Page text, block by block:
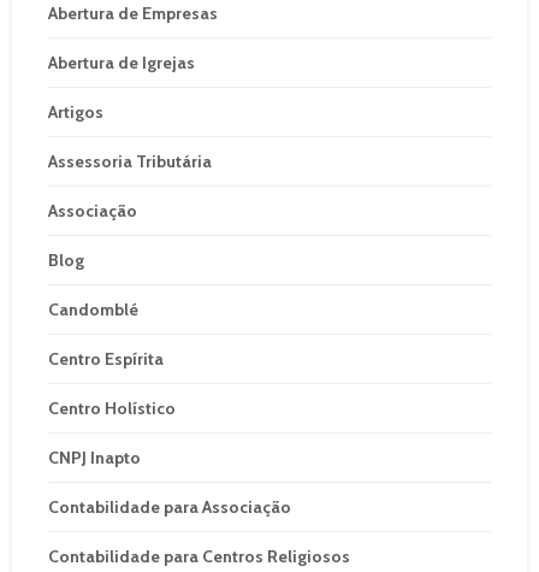
Abertura de Empresas
Abertura de Igrejas
Artigos
Assessoria Tributária
Associação
Blog
Candomblé
Centro Espírita
Centro Holístico
CNPJ Inapto
Contabilidade para Associação
Contabilidade para Centros Religiosos